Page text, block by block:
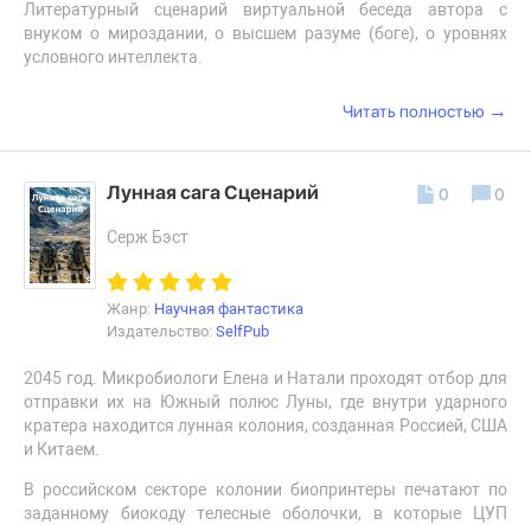
Литературный сценарий виртуальной беседа автора с
внуком о мироздании, о высшем разуме (боге), о уровнях
условного интеллекта.
Читать полностью →
Лунная сага Сценарий
Серж Бэст
Жанр: Научная фантастика
Издательство: SelfPub
2045 год. Микробиологи Елена и Натали проходят отбор для
отправки их на Южный полюс Луны, где внутри ударного
кратера находится лунная колония, созданная Россией, США
и Китаем.
В российском секторе колонии биопринтеры печатают по
заданному биокоду телесные оболочки, в которые ЦУП
0 0